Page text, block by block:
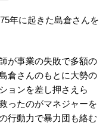
年に起きた島倉さんを
が事業の失敗で多額の
倉さんのもとに大勢の
ョンを差し押さえら
ったのがマネジャーを
行動力で暴力団も絡む